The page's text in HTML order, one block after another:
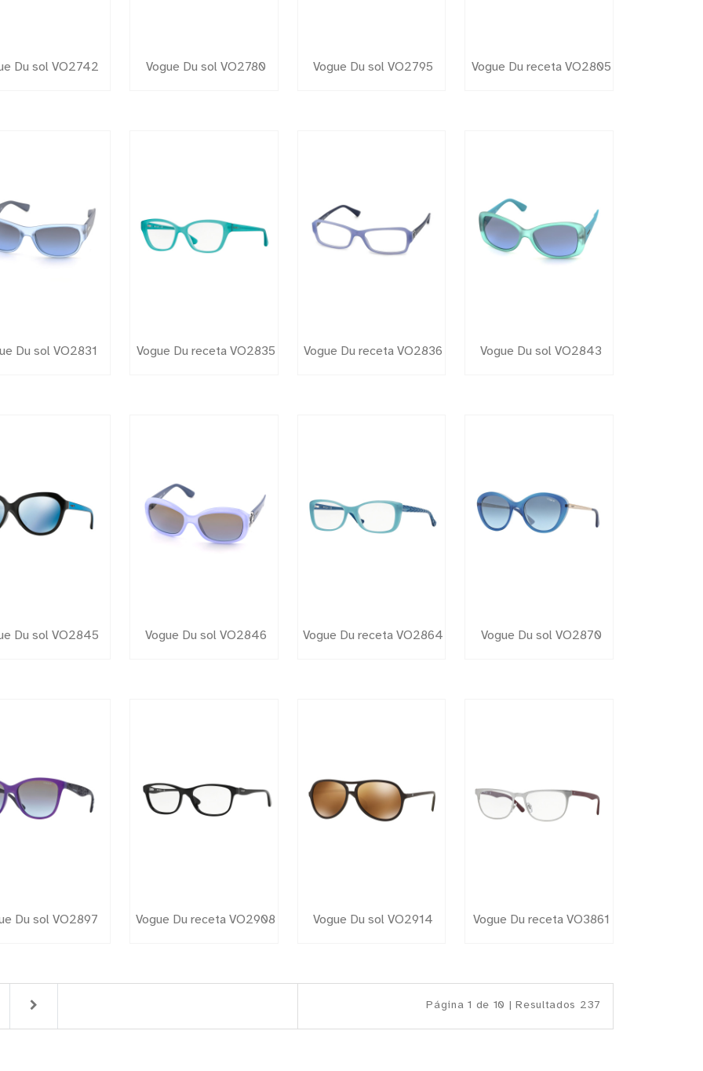
Du sol VO2742 Vogue Du sol VO2780 Vogue Du sol VO2795 Vogue Du receta VO2805
Du sol VO2831 Vogue Du receta VO2835 Vogue Du receta VO2836 Vogue Du sol VO2843
Du sol VO2845 Vogue Du sol VO2846 Vogue Du receta VO2864 Vogue Du sol VO2870
Du sol VO2897 Vogue Du receta VO2908 Vogue Du sol VO2914 Vogue Du receta VO3861
Página 1 de 10 | Resultados 237